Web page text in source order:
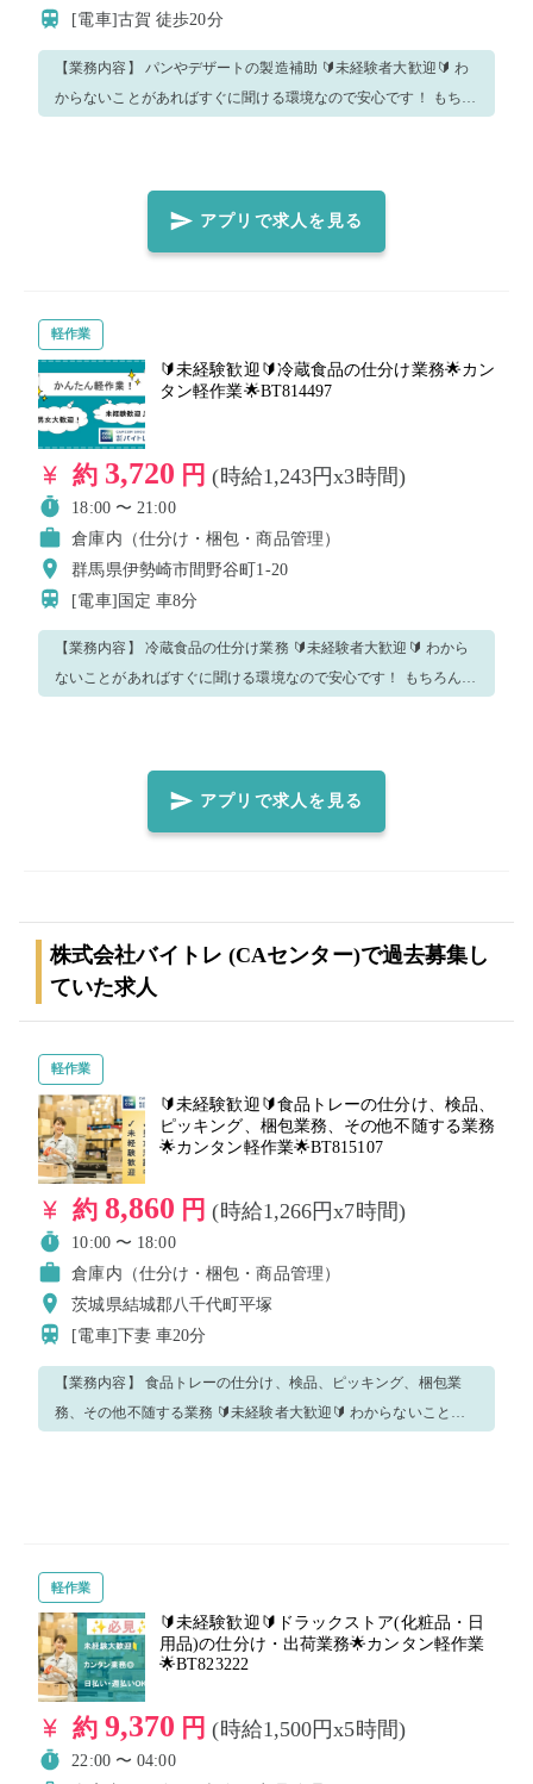
[電車]古賀徒歩20分
【業務内容】 パンやデザートの製造補助 🔰未経験者大歓迎🔰 わ
からないことがあればすぐに聞ける環境なので安心です！ もちろ
載されているものは必ずご確認いただき、ご対応ください！ 是非
バイトレであなたに合った時間のお仕事を見つけてください😊
アプリで求人を見る
軽作業
🔰未経験歓迎🔰冷蔵食品の仕分け業務🌟カン
タン軽作業🌟BT814497
約 3,720 円(時給1,243円x3時間)
18:00 〜 21:00
倉庫内（仕分け・梱包・商品管理）
群馬県伊勢崎市間野谷町1-20
[電車]国定車8分
【業務内容】 冷蔵食品の仕分け業務 🔰未経験者大歓迎🔰 わから
ないことがあればすぐに聞ける環境なので安心です！ もちろん今
れているものは必ずご確認いただき、ご対応ください！ 是非バイ
トレであなたに合った時間のお仕事を見つけてください😊
アプリで求人を見る
株式会社バイトレ (CAセンター)で過去募集し
ていた求人
軽作業
🔰未経験歓迎🔰食品トレーの仕分け、検品、
ピッキング、梱包業務、その他不随する業務
🌟カンタン軽作業🌟BT815107
約 8,860 円(時給1,266円x7時間)
10:00 〜 18:00
倉庫内（仕分け・梱包・商品管理）
茨城県結城郡八千代町平塚
[電車]下妻車20分
【業務内容】 食品トレーの仕分け、検品、ピッキング、梱包業
務、その他不随する業務 🔰未経験者大歓迎🔰 わからないことが
軽作業
🔰未経験歓迎🔰ドラックストア(化粧品・日
用品)の仕分け・出荷業務🌟カンタン軽作業
🌟BT823222
約 9,370 円(時給1,500円x5時間)
22:00 〜 04:00